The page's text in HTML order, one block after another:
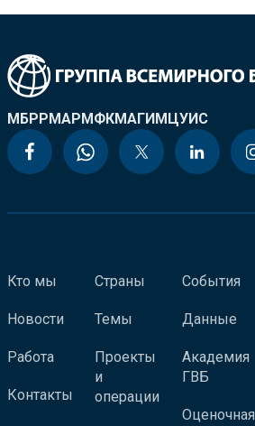
МБРРМАРМФКМАГИМЦУИС
Кто мы
Новости
Работа
Контакты
Страны
Темы
Проекты
и
операции
События
Данные
Академия
ГВБ
Оценочная